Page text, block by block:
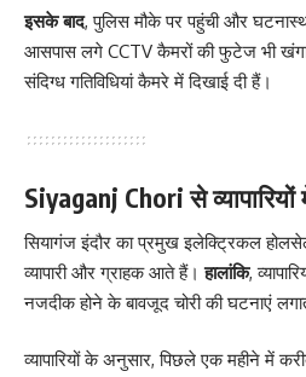
इसके बाद, पुलिस मौके पर पहुंची और
आसपास लगे CCTV कैमरों की फुटेज भी
संदिग्ध गतिविधियां कैमरे में दिखाई दी हैं।
Siyaganj Chori से व्यापारियों
सियागंज इंदौर का प्रमुख इलेक्ट्रिकल
व्यापारी और ग्राहक आते हैं।हालांकि,
नजदीक होने के बावजूद चोरी की घटनाएं
व्यापारियों के अनुसार, पिछले एक महीने में